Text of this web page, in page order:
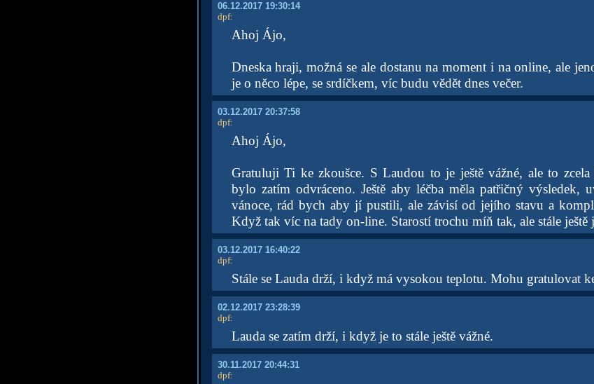
06.12.2017 19:30:14
dpf:
Ahoj Ájo,
Dneska hraji, možná se ale dostanu na moment i na online, ale
je o něco lépe, se srdíčkem, víc budu vědět dnes večer.
03.12.2017 20:37:58
dpf:
Ahoj Ájo,
Gratuluji Ti ke zkoušce. S Laudou to je ještě vážné, ale to zcela
bylo zatím odvráceno. Ještě aby léčba měla patřičný výsledek,
vánoce, rád bych aby jí pustili, ale závisí od jejího stavu a
Když tak víc na tady on-line. Starostí trochu míň tak, ale stále ještě
03.12.2017 16:40:22
dpf:
Stále se Lauda drží, i když má vysokou teplotu. Mohu gratulovat
02.12.2017 23:28:39
dpf:
Lauda se zatím drží, i když je to stále ještě vážné.
30.11.2017 20:44:31
dpf: